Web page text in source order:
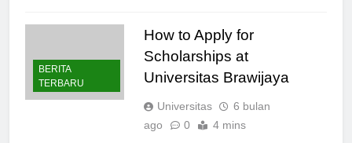
BERITA
How to Apply for
Scholarships at
Universitas Brawijaya
Universitas
6 bulan